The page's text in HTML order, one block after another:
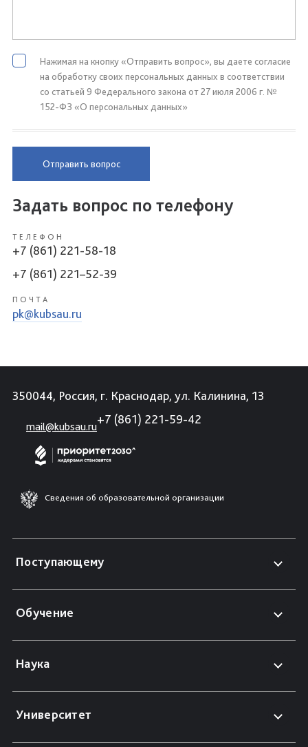
Нажимая на кнопку «Отправить вопрос», вы даете согласие
на обработку своих персональных данных в соответствии
со статьей 9 Федерального закона от 27 июля 2006 г. №
152-ФЗ «О персональных данных»
Отправить вопрос
Задать вопрос по телефону
ТЕЛЕФОН
+7 (861) 221-58-18
+7 (861) 221–52-39
ПОЧТА
pk@kubsau.ru
350044, Россия, г. Краснодар, ул. Калинина, 13
mail@kubsau.ru
+7 (861) 221-59-42
Сведения об образовательной организации
Поступающему
Обучение
Наука
Университет